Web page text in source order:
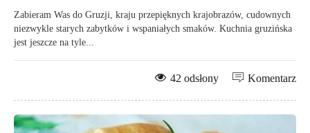
Zabieram Was do Gruzji, kraju przepięknych krajobrazów, cudownych
niezwykle starych zabytków i wspaniałych smaków. Kuchnia gruzińska
jest jeszcze na tyle...
Komentarz
42 odsłony